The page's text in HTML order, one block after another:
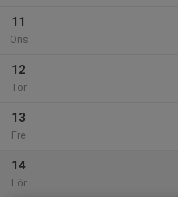
11
Ons
12
Tor
13
Fre
14
Lör